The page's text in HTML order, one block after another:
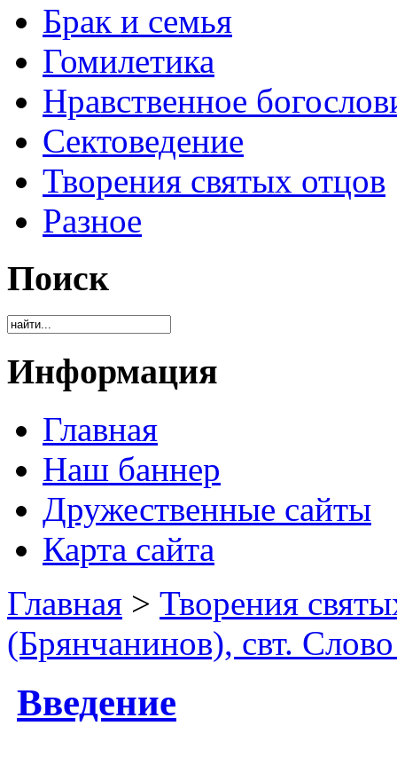
Брак и семья
Гомилетика
Нравственное
Сектоведение
Творения святых отцов
Разное
Поиск
Информация
Главная
Наш баннер
Дружественные сайты
Карта сайта
Главная > Творения
(Брянчанинов), свт.
Введение